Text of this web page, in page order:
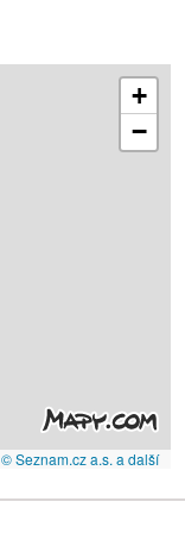
+
−
© Seznam.cz a.s. a další